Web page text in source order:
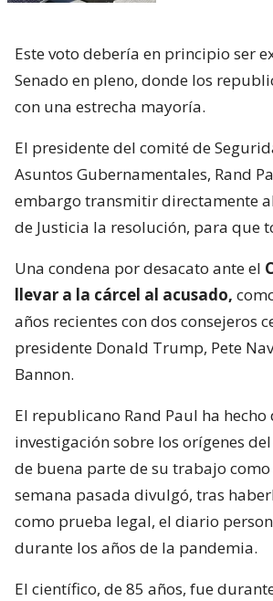
Este voto debería en principio ser
Senado en pleno, donde los
con una estrecha mayoría.
El presidente del comité de
Asuntos Gubernamentales, Rand
embargo transmitir directamente
de Justicia la resolución, para que
Una condena por desacato ante el
llevar a la cárcel al acusado,
años recientes con dos consejeros
presidente Donald Trump, Pete
Bannon.
El republicano Rand Paul ha hecho
investigación sobre los orígenes
de buena parte de su trabajo
semana pasada divulgó, tras
como prueba legal, el diario
durante los años de la pandemia.
El científico, de 85 años, fue